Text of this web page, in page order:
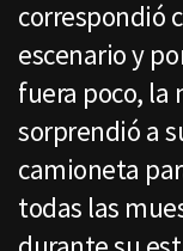
correspondió
escenario y
fuera poco, la
sorprendió a
camioneta
todas las